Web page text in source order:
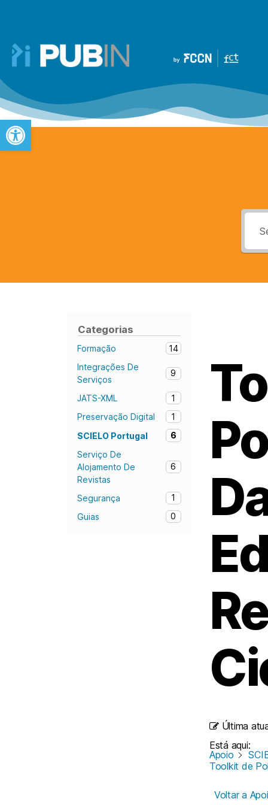
Open toolbar
Categorias
Formação
14
Integrações De
Serviços
9
JATS-XML
1
Preservação Digital
1
SCIELO Portugal
6
Serviço De
Alojamento De
Revistas
6
Segurança
1
Guias
0
Última
Está aqui:
Apoio
Toolkit de
Voltar a